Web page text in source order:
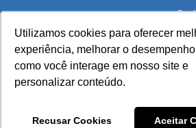
Utilizamos cookies para oferecer
experiência, melhorar o
como você interage em nosso site e
personalizar conteúdo.
Recusar Cookies Aceitar